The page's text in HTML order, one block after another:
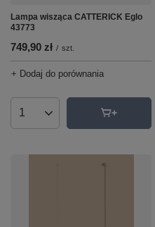
Lampa wisząca CATTERICK Eglo
43773
749,90 zł / szt.
+ Dodaj do porównania
Ilość produktów